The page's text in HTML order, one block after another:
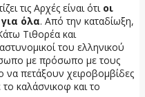
τις Αρχές είναι ότι οι
όλα. Από την καταδίωξη,
Τιθορέα και
του ελληνικού
με πρόσωπο με τους
να πετάξουν χειροβομβίδες
καλάσνικοφ και το